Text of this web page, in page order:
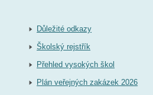
Důležité odkazy
Školský rejstřík
Přehled vysokých škol
Plán veřejných zakázek 2026